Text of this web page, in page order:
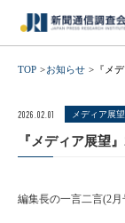
TOP お知らせ 『メ
2026.02.01 メディア展望
『メディア展望
編集長の一言二言(2